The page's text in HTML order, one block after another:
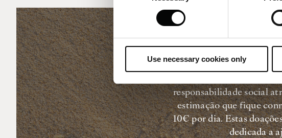
Use necessary cookies only
responsabilidade social
estimação que fique
10€ por dia. Estas
dedicada a